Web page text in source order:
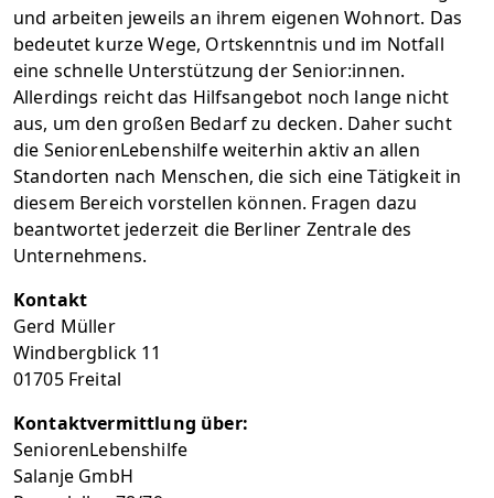
und arbeiten jeweils an ihrem eigenen Wohnort. Das
bedeutet kurze Wege, Ortskenntnis und im Notfall
eine schnelle Unterstützung der Senior:innen.
Allerdings reicht das Hilfsangebot noch lange nicht
aus, um den großen Bedarf zu decken. Daher sucht
die SeniorenLebenshilfe weiterhin aktiv an allen
Standorten nach Menschen, die sich eine Tätigkeit in
diesem Bereich vorstellen können. Fragen dazu
beantwortet jederzeit die Berliner Zentrale des
Unternehmens.
Kontakt
Gerd Müller
Windbergblick 11
01705 Freital
Kontaktvermittlung über:
SeniorenLebenshilfe
Salanje GmbH